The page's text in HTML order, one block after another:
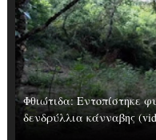
Φθιώτιδα: Εντοπίστηκε
δενδρύλλια κάνναβης